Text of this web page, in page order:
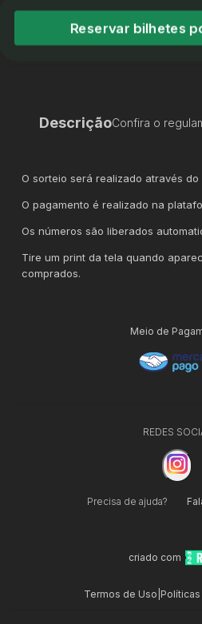
Reservar bilhetes
DescriçãoConfira o
O sorteio será realizado através do
O pagamento é realizado na
Os números são liberados
Tire um print da tela quando
comprados.
Meio de
REDES
Precisa de ajuda?
criado com
Termos de Uso